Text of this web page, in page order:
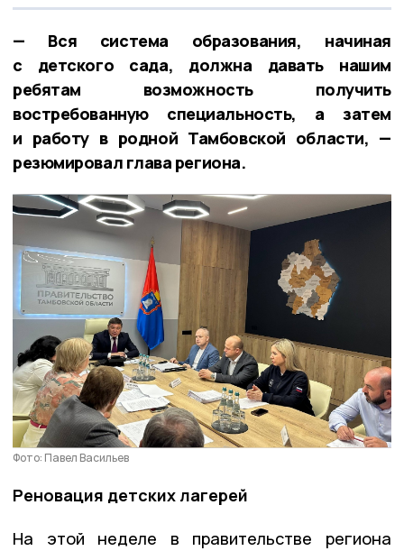
— Вся система образования, начиная
с детского сада, должна давать нашим
ребятам возможность получить
востребованную специальность, а затем
и работу в родной Тамбовской области, —
резюмировал глава региона.
Фото: Павел Васильев
Реновация детских лагерей
На этой неделе в правительстве региона